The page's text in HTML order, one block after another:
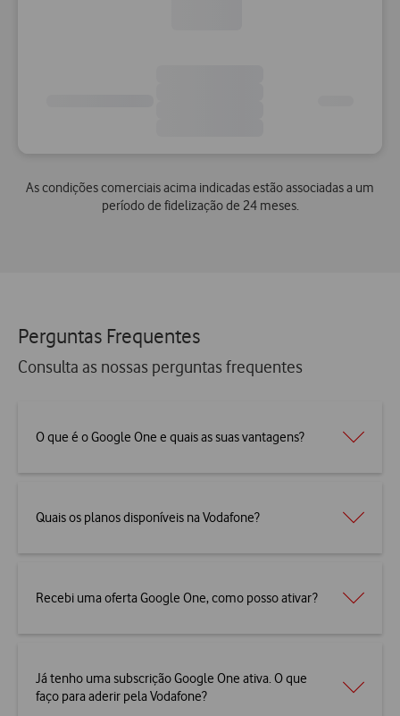
As condições comerciais acima indicadas estão associadas a um
período de fidelização de 24 meses.
Perguntas Frequentes
Consulta as nossas perguntas frequentes
O que é o Google One e quais as suas vantagens?
Quais os planos disponíveis na Vodafone?
Recebi uma oferta Google One, como posso ativar?
Já tenho uma subscrição Google One ativa. O que
faço para aderir pela Vodafone?